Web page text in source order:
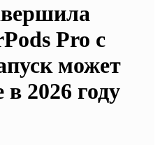
Pro с
может
в 2026 году